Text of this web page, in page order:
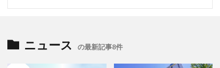
ニュース の最新記事8件